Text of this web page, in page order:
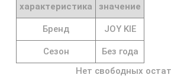
характеристика значение
Бренд JOY KIE
Сезон
Без года
Нет свободных